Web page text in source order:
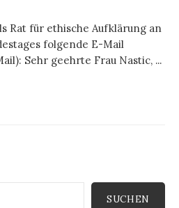
Rat für ethische Aufklärung an
folgende E-Mail
Sehr geehrte Frau Nastic, ...
SUCHEN